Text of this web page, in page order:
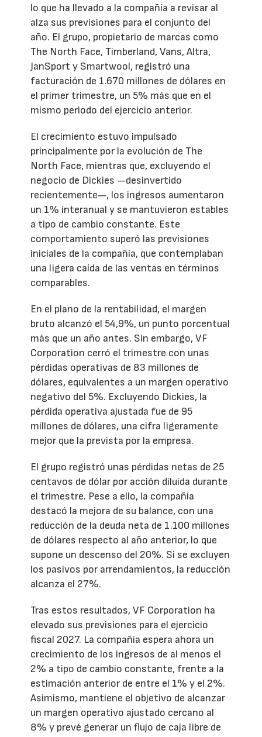
lo que ha llevado a la compañía a revisar al
alza sus previsiones para el conjunto del
año. El grupo, propietario de marcas como
The North Face, Timberland, Vans, Altra,
JanSport y Smartwool, registró una
facturación de 1.670 millones de dólares en
el primer trimestre, un 5% más que en el
mismo periodo del ejercicio anterior.
El crecimiento estuvo impulsado
principalmente por la evolución de The
North Face, mientras que, excluyendo el
negocio de Dickies —desinvertido
recientemente—, los ingresos aumentaron
un 1% interanual y se mantuvieron estables
a tipo de cambio constante. Este
comportamiento superó las previsiones
iniciales de la compañía, que contemplaban
una ligera caída de las ventas en términos
comparables.
En el plano de la rentabilidad, el margen
bruto alcanzó el 54,9%, un punto porcentual
más que un año antes. Sin embargo, VF
Corporation cerró el trimestre con unas
pérdidas operativas de 83 millones de
dólares, equivalentes a un margen operativo
negativo del 5%. Excluyendo Dickies, la
pérdida operativa ajustada fue de 95
millones de dólares, una cifra ligeramente
mejor que la prevista por la empresa.
El grupo registró unas pérdidas netas de 25
centavos de dólar por acción diluida durante
el trimestre. Pese a ello, la compañía
destacó la mejora de su balance, con una
reducción de la deuda neta de 1.100 millones
de dólares respecto al año anterior, lo que
supone un descenso del 20%. Si se excluyen
los pasivos por arrendamientos, la reducción
alcanza el 27%.
Tras estos resultados, VF Corporation ha
elevado sus previsiones para el ejercicio
fiscal 2027. La compañía espera ahora un
crecimiento de los ingresos de al menos el
2% a tipo de cambio constante, frente a la
estimación anterior de entre el 1% y el 2%.
Asimismo, mantiene el objetivo de alcanzar
un margen operativo ajustado cercano al
8% y prevé generar un flujo de caja libre de